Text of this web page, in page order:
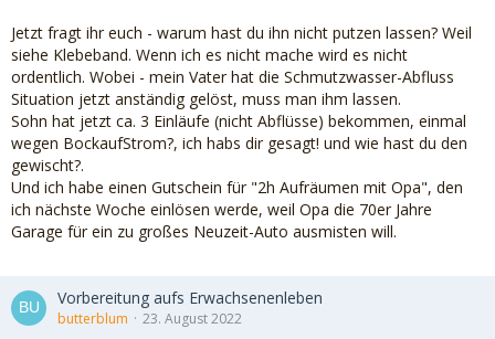
Jetzt fragt ihr euch - warum hast du ihn nicht putzen lassen? Weil
siehe Klebeband. Wenn ich es nicht mache wird es nicht
ordentlich. Wobei - mein Vater hat die Schmutzwasser-Abfluss
Situation jetzt anständig gelöst, muss man ihm lassen.
Sohn hat jetzt ca. 3 Einläufe (nicht Abflüsse) bekommen, einmal
wegen BockaufStrom?, ich habs dir gesagt! und wie hast du den
gewischt?.
Und ich habe einen Gutschein für "2h Aufräumen mit Opa", den
ich nächste Woche einlösen werde, weil Opa die 70er Jahre
Garage für ein zu großes Neuzeit-Auto ausmisten will.
Vorbereitung aufs Erwachsenenleben
butterblum 23. August 2022